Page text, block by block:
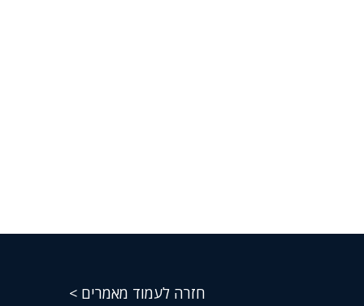
חזרה לעמוד מאמרים >